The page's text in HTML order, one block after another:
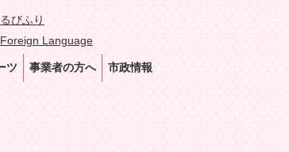
るびふり
Foreign Language
ツ 事業者の方へ 市政情報